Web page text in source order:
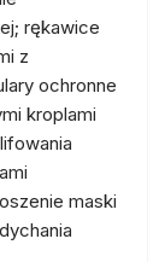
rękawice
z
ochronne
kroplami
maski